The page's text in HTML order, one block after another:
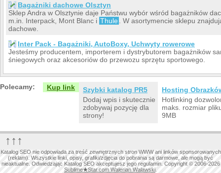
Bagażniki dachowe Olsztyn
Sklep Andra w Olsztynie daje Państwu wybór wśród bagażników
m.in. Interpack, Mont Blanc i Thule
. W asortymencie sklepu
dachowe.
Inter Pack - Bagażniki, AutoBoxy, Uchwyty rowerowe
Jesteśmy producentem, importerem i dystrybutorem bagażników
śniegowych oraz akcesoriów do przewozu sprzętu sportowego.
Polecamy: Kup link
Szybki katalog PR5
Dodaj wpis i skutecznie
zdobywaj pozycję dla
strony!
Hosting
Hotlinking
maks. rozmiar
9MB
↑↑↑
Katalog SEO nie odpowiada za treść zewnętrznych stron WWW ani linków sponsorowanych
(reklam). Wszystkie linki, opisy, grafiki/zdjęcia do pobrania są darmowe, ale mogą być
nieaktualne. Odwiedzając Katalog SEO akceptujesz jego regulamin. Copyright © 2006-2026
Sublime★Star.com Walerian Walawski